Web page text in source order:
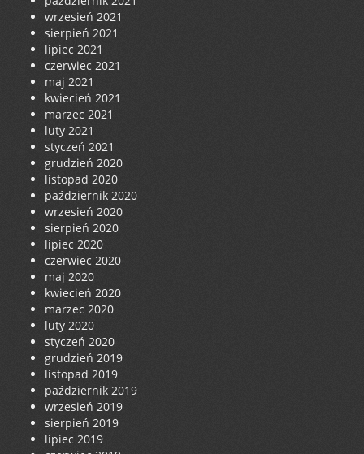
wrzesień 2021
sierpień 2021
lipiec 2021
czerwiec 2021
maj 2021
kwiecień 2021
marzec 2021
luty 2021
styczeń 2021
grudzień 2020
listopad 2020
październik 2020
wrzesień 2020
sierpień 2020
lipiec 2020
czerwiec 2020
maj 2020
kwiecień 2020
marzec 2020
luty 2020
styczeń 2020
grudzień 2019
listopad 2019
październik 2019
wrzesień 2019
sierpień 2019
lipiec 2019